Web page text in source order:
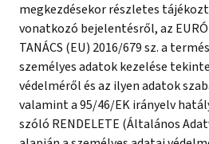
megkezdésekor részletes
vonatkozó bejelentésről, az
TANÁCS (EU) 2016/679 sz. a
személyes adatok kezelése
védelméről és az ilyen adatok
valamint a 95/46/EK irányelv
szóló RENDELETE (Általános